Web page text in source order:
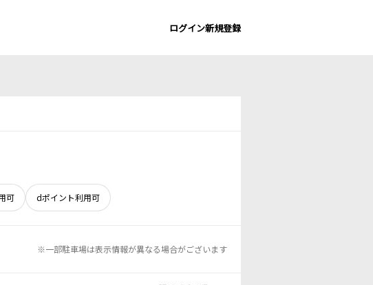
ログイン新規登録
可 dポイント利用可
※一部駐車場は表示情報が異なる場合がございます